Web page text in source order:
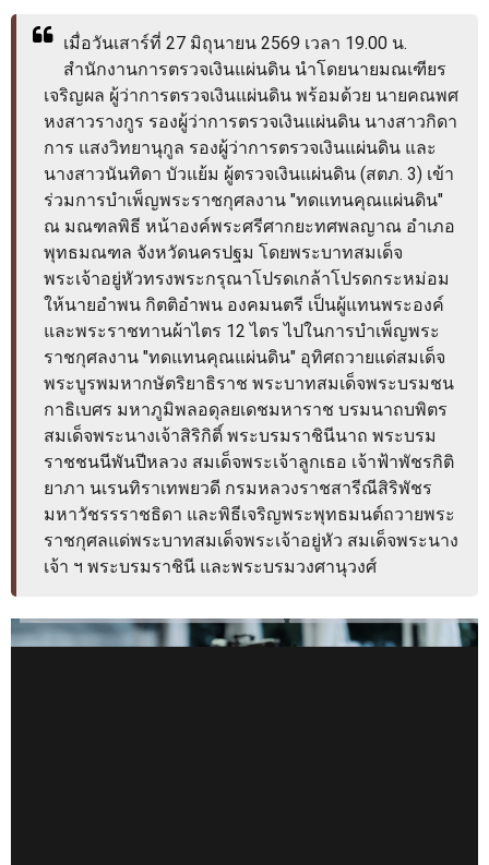
ผู้บริหารสำนักงานการตรวจเงินแผ่นดิน
รองผู้ว่าการตรวจเงินแผ่นดิน
ผู้ตรวจเงินแผ่นดิน (สตภ.1-15)
ที่ปรึกษาการตรวจเงินแผ่นดิน
ผู้ช่วยผู้ว่าการตรวจเงินแผ่นดิน
รองผู้ตรวจเงินแผ่นดิน (สตภ.1-15)
ที่ปรึกษาประจำสำนักงาน
ผู้บริหารเทคโนโลยีสารสนเทศระดับสูง (CIO)
หน้าที่และอำนาจ และการแบ่งส่วนราชการ
หน้าที่และอำนาจ
โครงสร้างหน่วยงาน
ภาพรวม
ส่วนกลาง
ส่วนภูมิภาค
คณะกรรมการตรวจสอบของสำนักงานการตรวจเงิน
โครงสร้างคณะกรรมการตรวจสอบ
เมื่อวันเสาร์ที่ 27 มิถุนายน 2569 เวลา 19.00 น.
สำนักงานการตรวจเงินแผ่นดิน นำโดยนายมณเฑียร
เจริญผล ผู้ว่าการตรวจเงินแผ่นดิน พร้อมด้วย นายคณพศ
หงสาวรางกูร รองผู้ว่าการตรวจเงินแผ่นดิน นางสาวกิดา
การ แสงวิทยานุกูล รองผู้ว่าการตรวจเงินแผ่นดิน และ
นางสาวนันทิดา บัวแย้ม ผู้ตรวจเงินแผ่นดิน (สตภ. 3) เข้า
ร่วมการบำเพ็ญพระราชกุศลงาน "ทดแทนคุณแผ่นดิน"
ณ มณฑลพิธี หน้าองค์พระศรีศากยะทศพลญาณ อำเภอ
พุทธมณฑล จังหวัดนครปฐม โดยพระบาทสมเด็จ
พระเจ้าอยู่หัวทรงพระกรุณาโปรดเกล้าโปรดกระหม่อม
ให้นายอำพน กิตติอำพน องคมนตรี เป็นผู้แทนพระองค์
และพระราชทานผ้าไตร 12 ไตร ไปในการบำเพ็ญพระ
ราชกุศลงาน "ทดแทนคุณแผ่นดิน" อุทิศถวายแด่สมเด็จ
พระบูรพมหากษัตริยาธิราช พระบาทสมเด็จพระบรมชน
กาธิเบศร มหาภูมิพลอดุลยเดชมหาราช บรมนาถบพิตร
สมเด็จพระนางเจ้าสิริกิติ์ พระบรมราชินีนาถ พระบรม
ราชชนนีพันปีหลวง สมเด็จพระเจ้าลูกเธอ เจ้าฟ้าพัชรกิติ
ยาภา นเรนทิราเทพยวดี กรมหลวงราชสารีณีสิริพัชร
มหาวัชรรราชธิดา และพิธีเจริญพระพุทธมนต์ถวายพระ
ราชกุศลแด่พระบาทสมเด็จพระเจ้าอยู่หัว สมเด็จพระนาง
เจ้า ฯ พระบรมราชินี และพระบรมวงศานุวงศ์